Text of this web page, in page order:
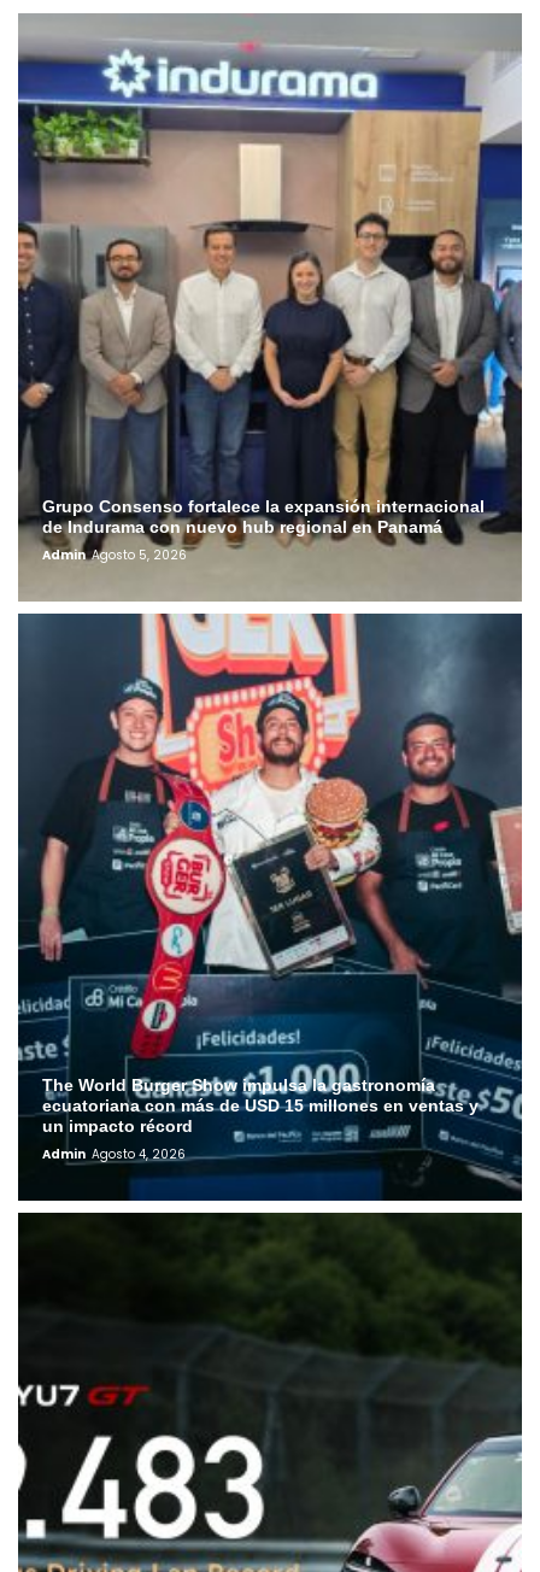
Grupo Consenso fortalece la expansión internacional
de Indurama con nuevo hub regional en Panamá
Admin Agosto 5, 2026
The World Burger Show impulsa la gastronomía
ecuatoriana con más de USD 15 millones en ventas y
un impacto récord
Admin Agosto 4, 2026